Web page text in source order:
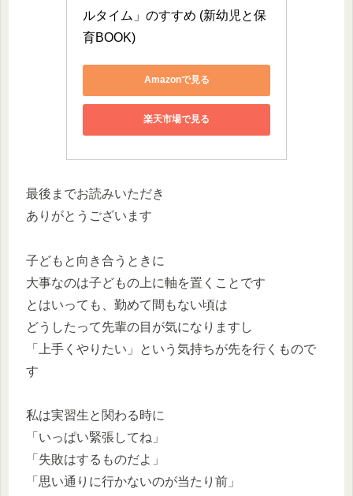
ルタイム」のすすめ (新幼児と保
育BOOK)
Amazonで見る
楽天市場で見る
最後までお読みいただき
ありがとうございます
子どもと向き合うときに
大事なのは子どもの上に軸を置くことです
とはいっても、勤めて間もない頃は
どうしたって先輩の目が気になりますし
「上手くやりたい」という気持ちが先を行くもので
す
私は実習生と関わる時に
「いっぱい緊張してね」
「失敗はするものだよ」
「思い通りに行かないのが当たり前」